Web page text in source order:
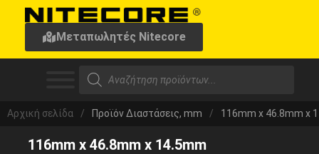
Μεταπωλητές Nitecore
Αρχική σελίδα / Προϊόν Διαστάσεις, mm / 116mm x 46.8mm x
116mm x 46.8mm x 14.5mm